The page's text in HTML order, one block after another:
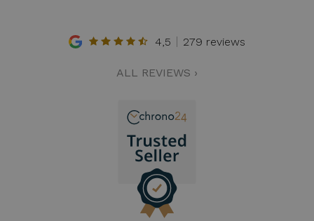
4,5 279 reviews
ALL REVIEWS ›